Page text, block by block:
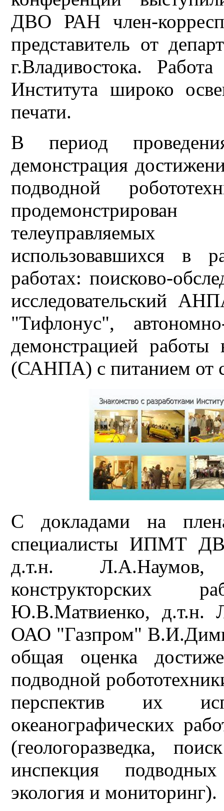
ДВО РАН член-
представитель от
г.Владивостока.
Института широко
печати.
В период
демонстрация
подводной
телеуправляемых
использовавшихся в
работах: поисково-
исследовательский
"Тифлонус",
демонстрацией
(САНПА) с питанием от
С докладами на
специалисты ИПМТ
д.т.н. Л.А.Наумов,
конструкторских
Ю.В.Матвиенко, д.т.н.
ОАО "Газпром"
общая оценка
подводной
перспектив их
океанографических
(геологоразведка,
инспекция
экология и мониторинг).